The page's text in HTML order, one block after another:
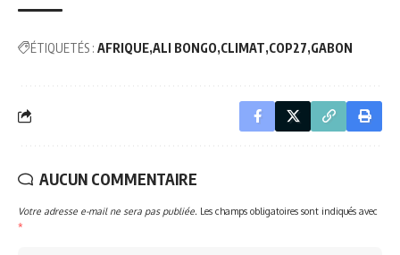
ÉTIQUETÉS : AFRIQUE ALI BONGO CLIMAT COP27 GABON
AUCUN COMMENTAIRE
Votre adresse e-mail ne sera pas publiée. Les champs obligatoires sont indiqués avec
*